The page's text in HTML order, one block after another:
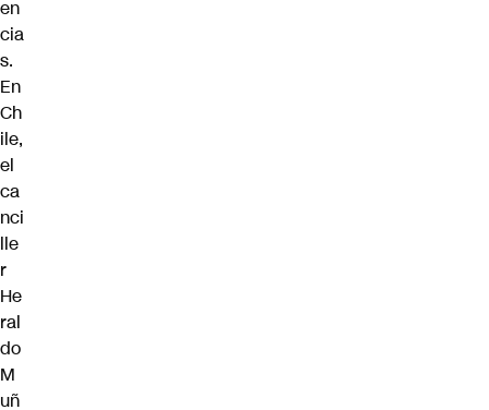
en
cia
s.
En
Ch
ile,
el
ca
nci
lle
r
He
ral
do
M
uñ